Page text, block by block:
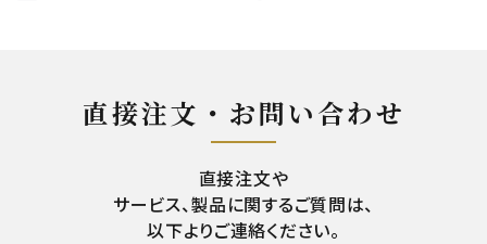
直接注文・お問い合わせ
直接注文や
サービス、製品に関するご質問は、
以下よりご連絡ください。